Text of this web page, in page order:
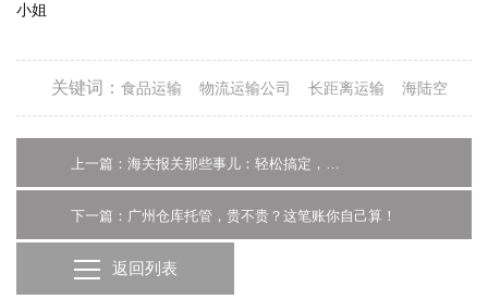
小姐
关键词： 食品运输 物流运输公司 长距离运输 海陆空
上一篇：海关报关那些事儿：轻松搞定，省钱省心！
下一篇：广州仓库托管，贵不贵？这笔账你自己算！
返回列表